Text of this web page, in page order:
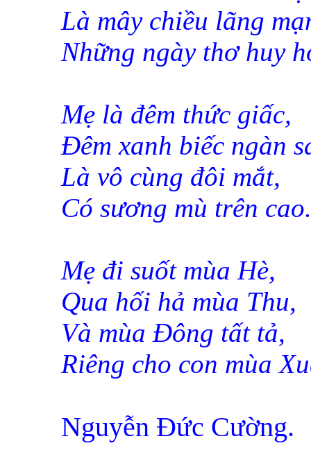
Là mây chiều lãng
Những ngày thơ huy
Mẹ là đêm thức giấc,
Đêm xanh biếc ngàn
Là vô cùng đôi mắt,
Có sương mù trên cao.
Mẹ đi suốt mùa Hè,
Qua hối hả mùa Thu,
Và mùa Đông tất tả,
Riêng cho con mùa
Nguyễn Đức Cường.